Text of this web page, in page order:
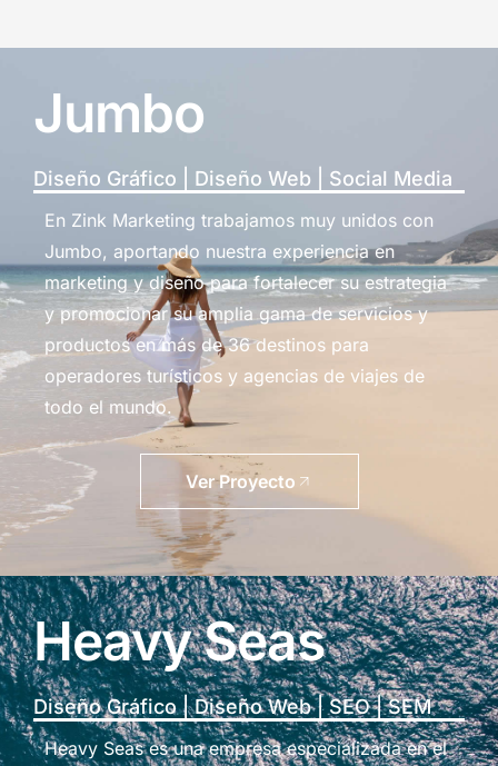
Jumbo
Diseño Gráfico | Diseño Web | Social Media
En Zink Marketing trabajamos muy unidos con
Jumbo, aportando nuestra experiencia en
marketing y diseño para fortalecer su estrategia
y promocionar su amplia gama de servicios y
productos en más de 36 destinos para
operadores turísticos y agencias de viajes de
todo el mundo.
Ver Proyecto
Heavy Seas
Diseño Gráfico | Diseño Web | SEO | SEM
Heavy Seas es una empresa especializada en el